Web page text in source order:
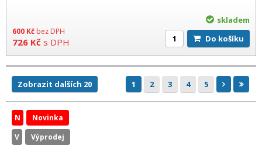
600 Kč bez DPH
726 Kč s DPH
skladem
Do košíku
Zobrazit dalších 20 1 2 3 4 5
N
Novinka
V
Výprodej